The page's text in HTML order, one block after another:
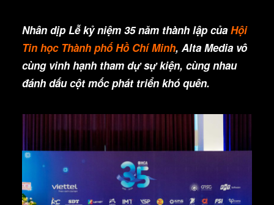
Nhân dịp Lễ kỷ niệm 35 năm thành lập của Hội
Tin học Thành phố Hồ Chí Minh, Alta Media vô
cùng vinh hạnh tham dự sự kiện, cùng nhau
đánh dấu cột mốc phát triển khó quên.